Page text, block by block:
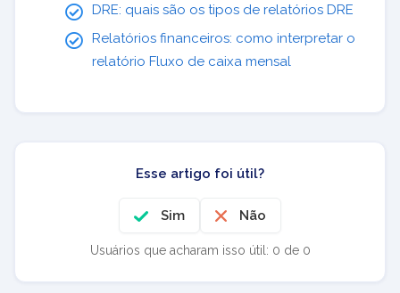
DRE: quais são os tipos de relatórios DRE
Relatórios financeiros: como interpretar o
relatório Fluxo de caixa mensal
Esse artigo foi útil?
Sim Não
Usuários que acharam isso útil: 0 de 0